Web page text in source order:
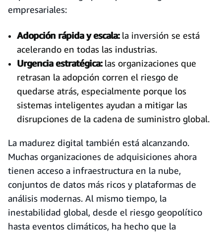
empresariales:
Adopción rápida y escala:la inversión se está
acelerando en todas las industrias.
Urgencia estratégica:las organizaciones que
retrasan la adopción corren el riesgo de
quedarse atrás, especialmente porque los
sistemas inteligentes ayudan a mitigar las
disrupciones de la cadena de suministro global.
La madurez digital también está alcanzando.
Muchas organizaciones de adquisiciones ahora
tienen acceso a infraestructura en la nube,
conjuntos de datos más ricos y plataformas de
análisis modernas. Al mismo tiempo, la
inestabilidad global, desde el riesgo geopolítico
hasta eventos climáticos, ha hecho que la